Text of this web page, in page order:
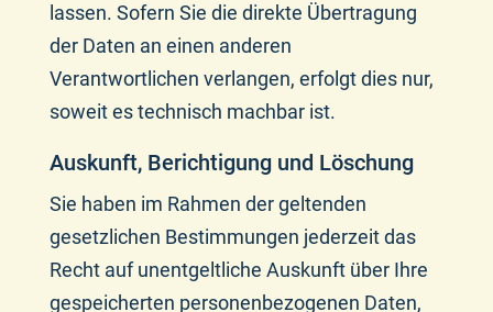
lassen. Sofern Sie die direkte Übertragung
der Daten an einen anderen
Verantwortlichen verlangen, erfolgt dies nur,
soweit es technisch machbar ist.
Auskunft, Berichtigung und Löschung
Sie haben im Rahmen der geltenden
gesetzlichen Bestimmungen jederzeit das
Recht auf unentgeltliche Auskunft über Ihre
gespeicherten personenbezogenen Daten,